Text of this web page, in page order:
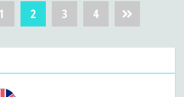
1 2 3 4